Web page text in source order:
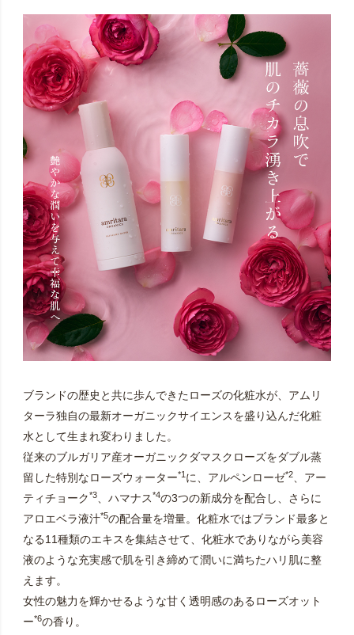
ブランドの歴史と共に歩んできたローズの化粧水が、アムリ
ターラ独自の最新オーガニックサイエンスを盛り込んだ化粧
水として生まれ変わりました。
従来のブルガリア産オーガニックダマスクローズをダブル蒸
留した特別なローズウォーター*1に、アルペンローゼ*2、アー
ティチョーク*3、ハマナス*4の3つの新成分を配合し、さらに
アロエベラ液汁*5の配合量を増量。化粧水ではブランド最多と
なる11種類のエキスを集結させて、化粧水でありながら美容
液のような充実感で肌を引き締めて潤いに満ちたハリ肌に整
えます。
女性の魅力を輝かせるような甘く透明感のあるローズオット
ー*6の香り。